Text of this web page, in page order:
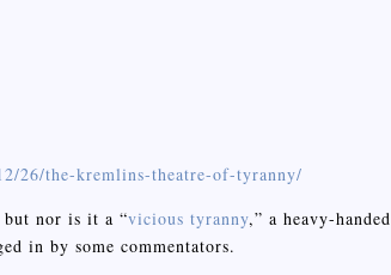
26/the-kremlins-theatre-of-tyranny/
but nor is it a “vicious tyranny,” a heavy-handed
in by some commentators.